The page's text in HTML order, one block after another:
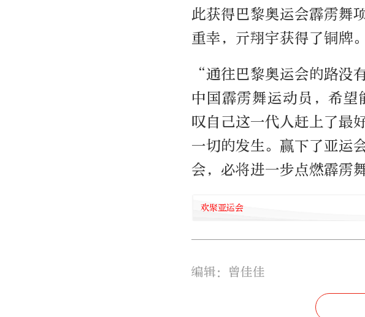
此获得巴黎奥运会霹雳舞
重幸，亓翔宇获得了铜牌。
“通往巴黎奥运会的路没
中国霹雳舞运动员，希
叹自己这一代人赶上了最
一切的发生。赢下了亚运
会，必将进一步点燃霹雳
欢聚亚运会
编辑：曾佳佳